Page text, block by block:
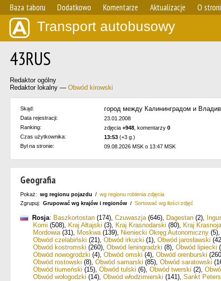
Baza taboru Dodatkowo Komentarze Aktualizacje O
Transport autobusowy
43RUS
Redaktor ogólny
Redaktor lokalny — Obwód kirowski
Skąd: город между Калининградом и
Data rejestracji:
23.01.2008
Ranking:
zdjęcia +948 , komentarzy 0
Czas użytkownika:
13:53 (+3 g.)
Był na stronie:
09.08.2026 MSK o 13:47 MSK
Geografia
Pokaż: wg regionu pojazdu / wg regionu robienia zdjęcia
Zgrupuj: Grupować wg krajów i regionów / Sortować wg ilości zdjęć
Rosja: Baszkortostan (174), Czuwaszja(646), Dagestan (2),
Komi (508), Kraj Ałtajski (3), Kraj Krasnodarski (80), Kraj
Mordowia(31), Moskwa(139), Nieniecki Okręg Autonomiczny (5)
Obwód czelabiński (21), Obwód irkucki (1), Obwód jarosławski
Obwód kostromski (260), Obwód leningradzki (8), Obwód lipiecki
Obwód nowogrodzki (4), Obwód omski (4), Obwód orenburski
Obwód rostowski (8), Obwód samarski (85), Obwód saratowski
Obwód tiumeński (15), Obwód tulski (6), Obwód twerski (2),
Obwód wołogodzki (14), Obwód włodzimierski (141), Sankt